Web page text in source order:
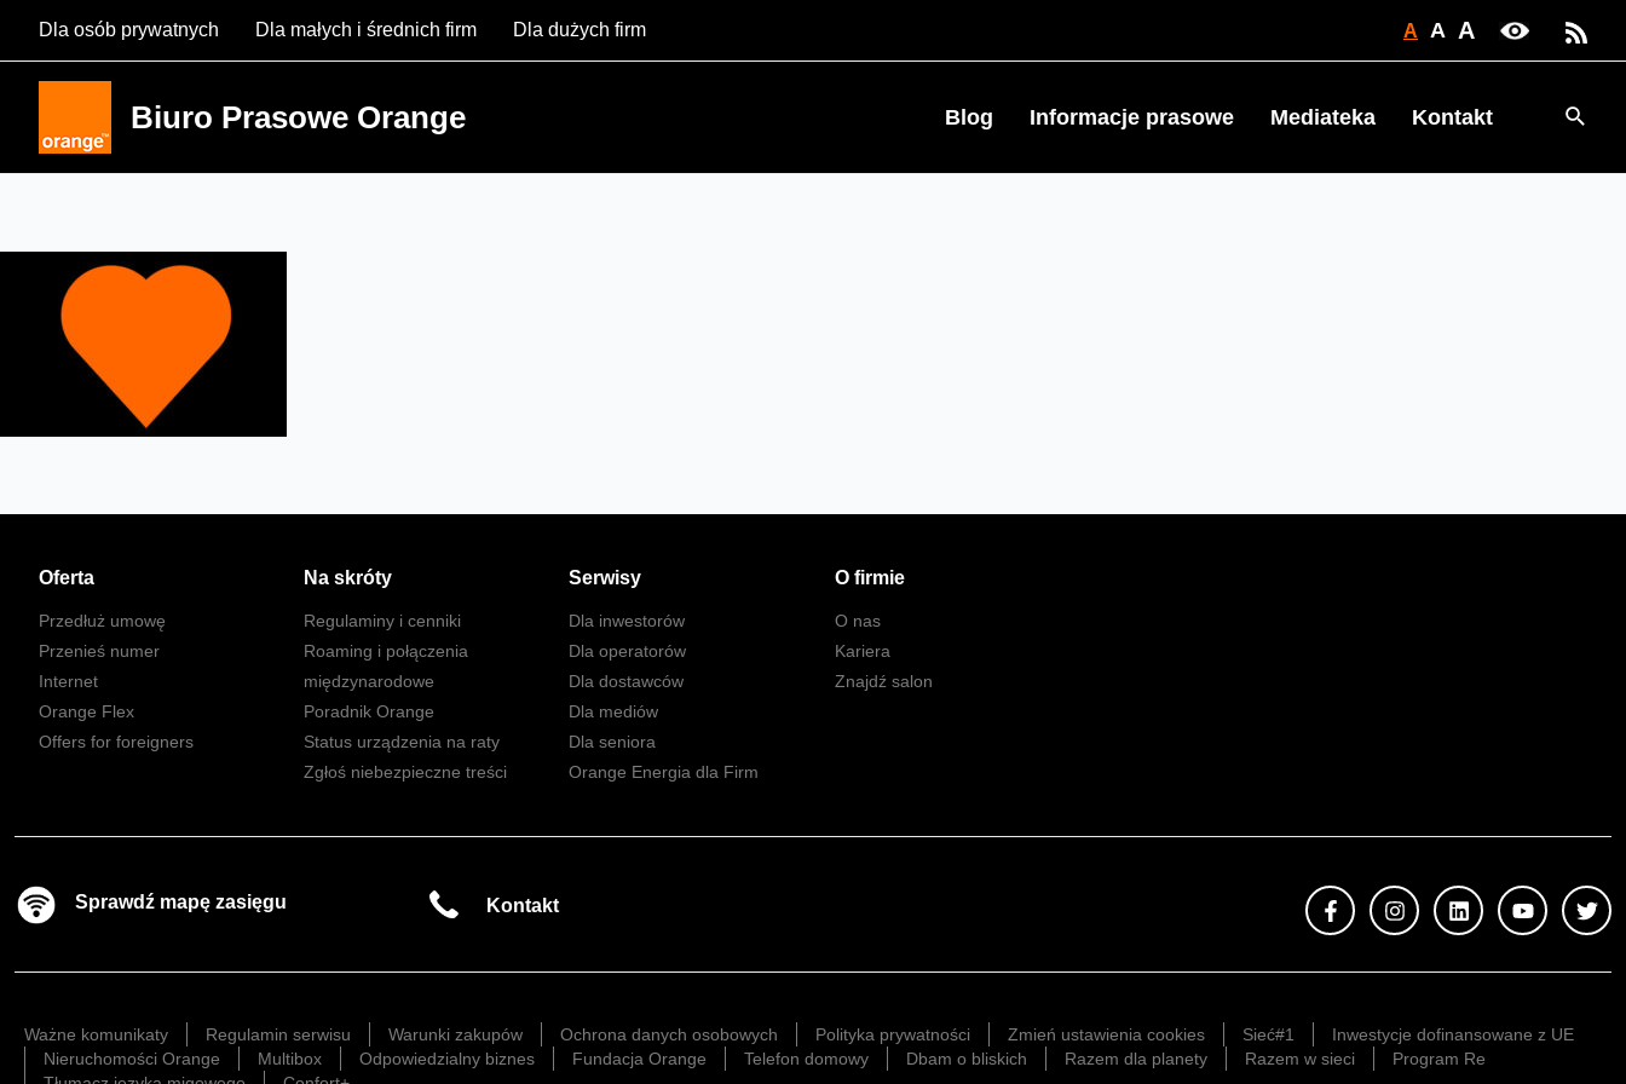
Dla osób prywatnych Dla małych i średnich firm Dla dużych firm A A A
Biuro Prasowe Orange Blog Informacje prasowe Mediateka Kontakt
Oferta
Przedłuż umowę
Przenieś numer
Internet
Orange Flex
Offers for foreigners
Na skróty
Regulaminy i cenniki
Roaming i połączenia
międzynarodowe
Poradnik Orange
Status urządzenia na raty
Zgłoś niebezpieczne treści
Serwisy
Dla inwestorów
Dla operatorów
Dla dostawców
Dla mediów
Dla seniora
Orange Energia dla Firm
O firmie
O nas
Kariera
Znajdź salon
Sprawdź mapę zasięgu Kontakt
Ważne komunikaty Regulamin serwisu Warunki zakupów Ochrona danych osobowych Polityka prywatności Zmień ustawienia cookies Sieć#1
Inwestycje dofinansowane z UE
Nieruchomości Orange
Multibox Odpowiedzialny biznes Fundacja Orange Telefon domowy Dbam o bliskich Razem dla planety Razem w sieci
Program Re